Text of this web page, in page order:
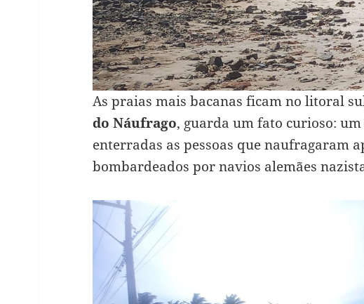
As praias mais bacanas ficam no litoral
do Náufrago, guarda um fato curioso:
enterradas as pessoas que naufragaram
bombardeados por navios alemães